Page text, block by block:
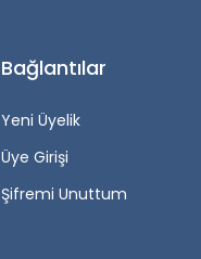
Bağlantılar
Yeni Üyelik
Üye Girişi
Şifremi Unuttum